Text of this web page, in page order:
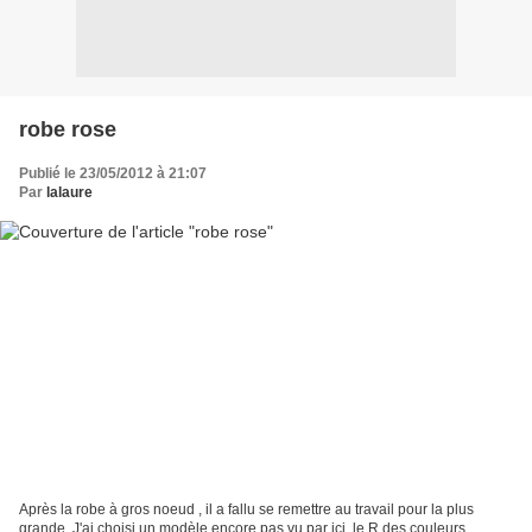
robe rose
Publié le 23/05/2012 à 21:07
Par lalaure
Après la robe à gros noeud , il a fallu se remettre au travail pour la plus